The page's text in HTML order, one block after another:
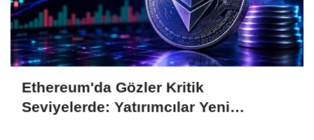
Ethereum'da Gözler Kritik
Seviyelerde: Yatırımcılar Yeni